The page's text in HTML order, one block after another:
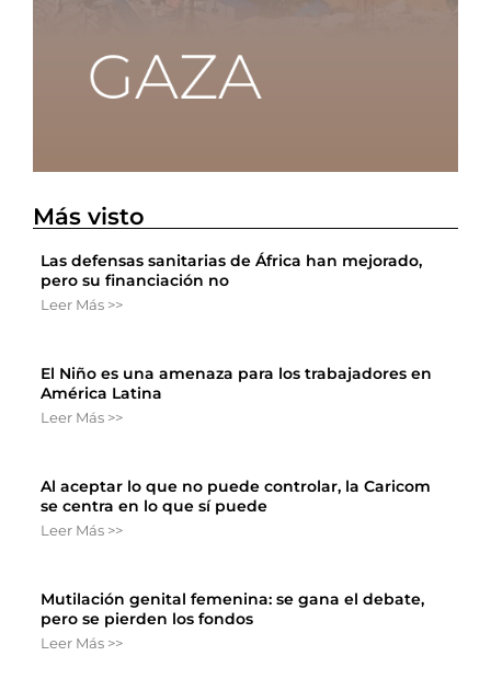
Más visto
Las defensas sanitarias de África han mejorado,
pero su financiación no
Leer Más >>
El Niño es una amenaza para los trabajadores en
América Latina
Leer Más >>
Al aceptar lo que no puede controlar, la Caricom
se centra en lo que sí puede
Leer Más >>
Mutilación genital femenina: se gana el debate,
pero se pierden los fondos
Leer Más >>